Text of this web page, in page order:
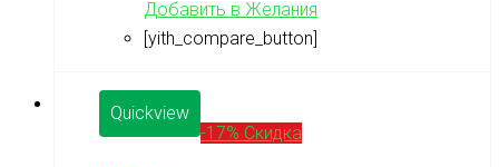
Добавить в Желания
[yith_compare_button]
Quickview
-17% Скидка